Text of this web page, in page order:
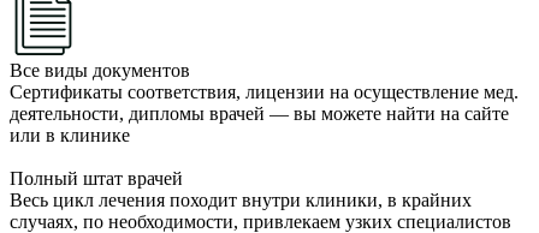
Все виды документов
Сертификаты соответствия, лицензии на осуществление мед.
деятельности, дипломы врачей — вы можете найти на сайте
или в клинике
Полный штат врачей
Весь цикл лечения походит внутри клиники, в крайних
случаях, по необходимости, привлекаем узких специалистов